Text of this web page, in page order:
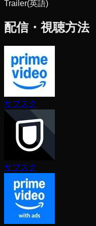
Trailer(英語)
配信・視聴方法
サブスク
サブスク